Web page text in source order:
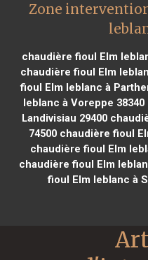
Zone
chaudière fioul Elm
chaudière fioul Elm
fioul Elm leblanc à
leblanc à Voreppe 38340
Landivisiau 29400
74500 chaudière fioul
chaudière fioul Elm
chaudière fioul Elm
fioul Elm leblanc à